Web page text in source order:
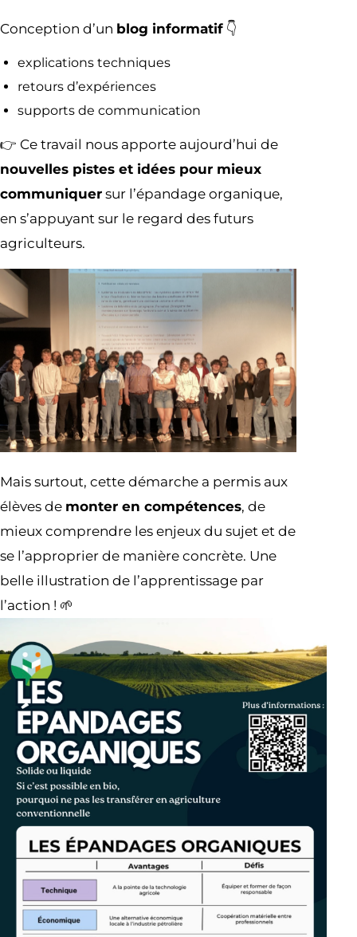
Conception d’un blog informatif 👇
explications techniques
retours d’expériences
supports de communication
👉 Ce travail nous apporte aujourd’hui de
nouvelles pistes et idées pour mieux
communiquer sur l’épandage organique,
en s’appuyant sur le regard des futurs
agriculteurs.
Mais surtout, cette démarche a permis aux
élèves de monter en compétences, de
mieux comprendre les enjeux du sujet et de
se l’approprier de manière concrète. Une
belle illustration de l’apprentissage par
l’action ! 🌱